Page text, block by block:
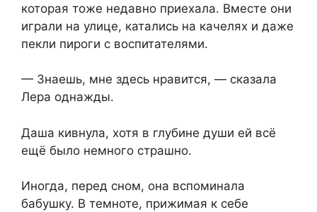
которая тоже недавно приехала. Вместе они
играли на улице,⁨ катались на качелях и даже
пекли пироги с воспитателями.
— Знаешь,⁨ мне здесь нравится, — сказала
Лера однажды.
Даша кивнула,⁨ хотя в глубине души ей всё
ещё было немного страшно.
Иногда, перед сном,⁨ она вспоминала
бабушку. В темноте, прижимая к себе